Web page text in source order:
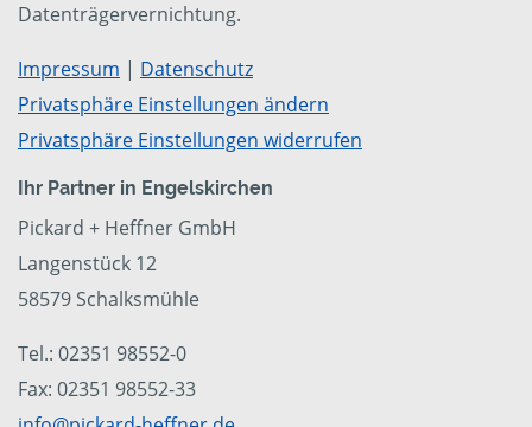
Datenträgervernichtung.
Impressum | Datenschutz
Privatsphäre Einstellungen ändern
Privatsphäre Einstellungen widerrufen
Ihr Partner in Engelskirchen
Pickard + Heffner GmbH
Langenstück 12
58579 Schalksmühle
Tel.: 02351 98552-0
Fax: 02351 98552-33